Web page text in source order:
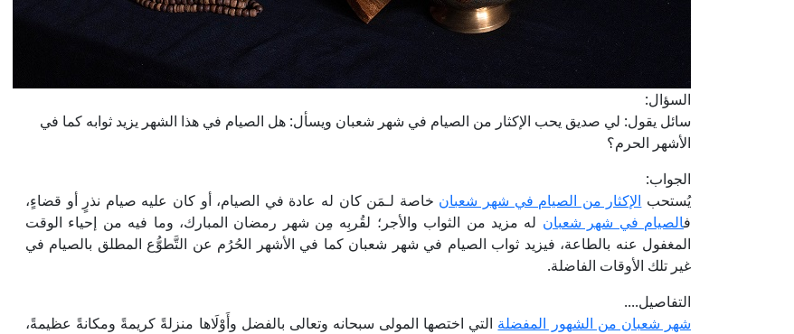
السؤال:
سائل يقول: لي صديق يحب الإكثار من الصيام في شهر شعبان ويسأل: هل الصيام في هذا الشهر يزيد ثوابه كما في
الأشهر الحرم؟
الجواب:
يُستحب الإكثار من الصيام في شهر شعبان خاصة لـمَن كان له عادة في الصيام، أو كان عليه صيام نذرٍ أو قضاءٍ،
فالصيام في شهر شعبان له مزيد من الثواب والأجر؛ لقُربِه مِن شهر رمضان المبارك، وما فيه من إحياء الوقت
المغفول عنه بالطاعة، فيزيد ثواب الصيام في شهر شعبان كما في الأشهر الحُرُم عن التَّطوُّع المطلق بالصيام في
غير تلك الأوقات الفاضلة.
التفاصيل....
شهر شعبان من الشهور المفضلة التي اختصها المولى سبحانه وتعالى بالفضل وأَوْلَاها منزلةً كريمةً ومكانةً عظيمةً،